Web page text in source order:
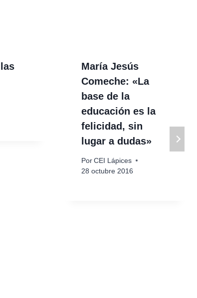
María Jesús
Comeche: «La
base de la
educación es la
felicidad, sin
lugar a dudas»
Por CEI Lápices
28 octubre 2016